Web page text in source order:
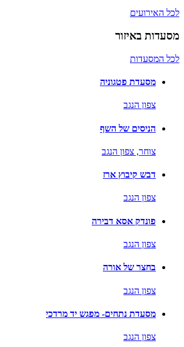
לכל האירועים
מסעדות באיזור
לכל המסעדות
מסעדת פטגוניה
צפון הנגב
הניסים של השף
צוחר, צפון הנגב
דבש קיבוץ ארז
צפון הנגב
פונדק אסא דבירה
צפון הנגב
בחצר של אורה
צפון הנגב
מסעדת נתחים- מפגש יד מרדכי
צפון הנגב